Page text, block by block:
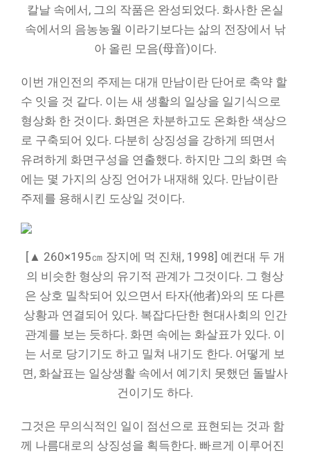
칼날 속에서, 그의 작품은 완성되었다. 화사한 온실
속에서의 음농농월 이라기보다는 삶의 전장에서 낚
아 올린 모음(母音)이다.
이번 개인전의 주제는 대개 만남이란 단어로 축약 할
수 잇을 것 같다. 이는 새 생활의 일상을 일기식으로
형상화 한 것이다. 화면은 차분하고도 온화한 색상으
로 구축되어 있다. 다분히 상징성을 강하게 띄면서
유려하게 화면구성을 연출했다. 하지만 그의 화면 속
에는 몇 가지의 상징 언어가 내재해 있다. 만남이란
주제를 용해시킨 도상일 것이다.
[▲ 260×195㎝ 장지에 먹 진채, 1998] 예컨대 두 개
의 비슷한 형상의 유기적 관계가 그것이다. 그 형상
은 상호 밀착되어 있으면서 타자(他者)와의 또 다른
상황과 연결되어 있다. 복잡다단한 현대사회의 인간
관계를 보는 듯하다. 화면 속에는 화살표가 있다. 이
는 서로 당기기도 하고 밀쳐 내기도 한다. 어떻게 보
면, 화살표는 일상생활 속에서 예기치 못했던 돌발사
건이기도 하다.
그것은 무의식적인 일이 점선으로 표현되는 것과 함
께 나름대로의 상징성을 획득한다. 빠르게 이루어진